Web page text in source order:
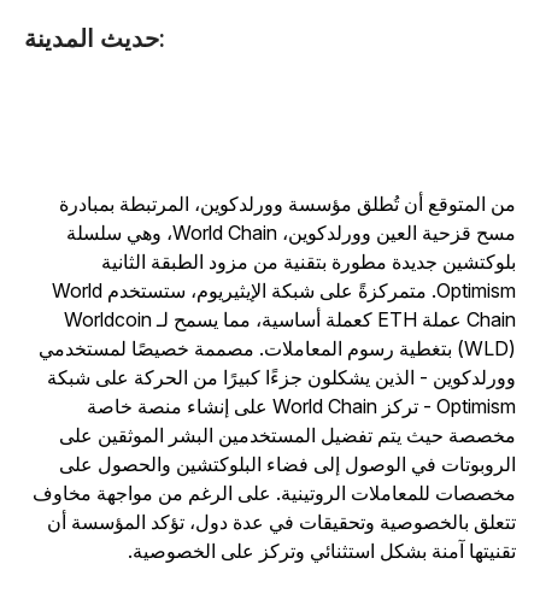
المتوقع أن تُطلق مؤسسة وورلدكوين، المرتبطة بمبادرة
مسح قزحية العين وورلدكوين، World Chain، وهي سلسلة
جديدة مطورة بتقنية من مزود الطبقة الثانية
Optimism. متمركزةً على شبكة الإيثيريوم، ستستخدم World
Chain عملة ETH كعملة أساسية، مما يسمح لـ Worldcoin
(WLD) بتغطية رسوم المعاملات. مصممة خصيصًا لمستخدمي
- الذين يشكلون جزءًا كبيرًا من الحركة على شبكة
Optimism - تركز World Chain على إنشاء منصة خاصة
حيث يتم تفضيل المستخدمين البشر الموثقين على
في الوصول إلى فضاء البلوكتشين والحصول على
للمعاملات الروتينية. على الرغم من مواجهة مخاوف
بالخصوصية وتحقيقات في عدة دول، تؤكد المؤسسة أن
آمنة بشكل استثنائي وتركز على الخصوصية.